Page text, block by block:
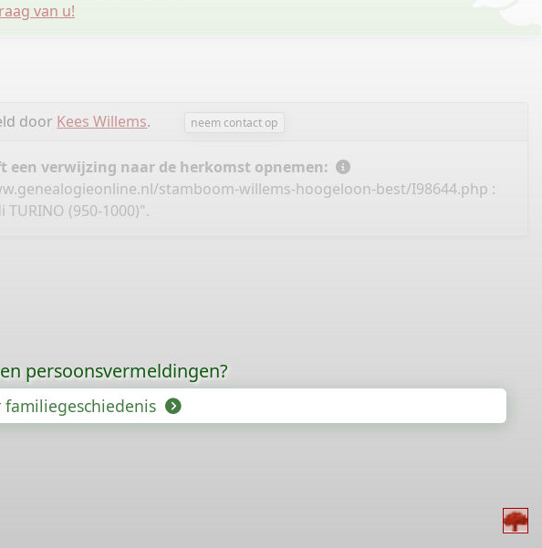
van u!
door Kees Willems. neem contact op
verwijzing naar de herkomst opnemen:
stamboom-willems-hoogeloon-best/I98644.php :
(950-1000)".
persoonsvermeldingen?